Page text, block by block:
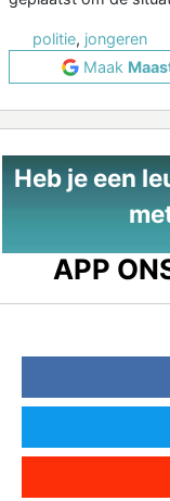
politie, jongeren
Maak
Heb je een
APP